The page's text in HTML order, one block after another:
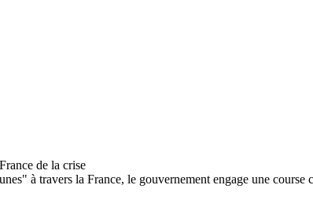
à travers la France, le gouvernement engage une course